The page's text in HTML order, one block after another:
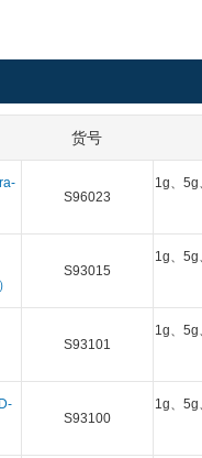
货号
S96023
1g、
S93015
1g、
S93101
1g、
S93100
1g、